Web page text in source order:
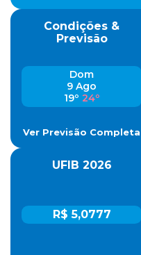
Condições &
Previsão
Dom
9 Ago
19º 24º
Ver Previsão Completa
UFIB 2026
R$ 5,0777